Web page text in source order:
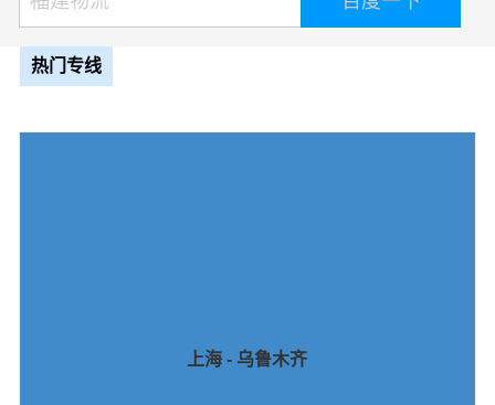
热门专线
上海 - 乌鲁木齐